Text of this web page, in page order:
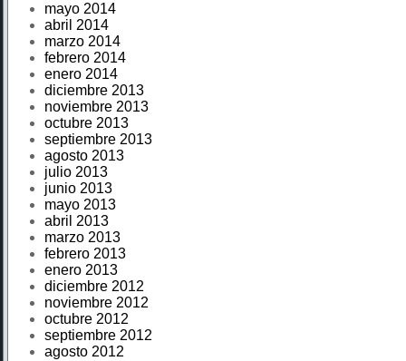
mayo 2014
abril 2014
marzo 2014
febrero 2014
enero 2014
diciembre 2013
noviembre 2013
octubre 2013
septiembre 2013
agosto 2013
julio 2013
junio 2013
mayo 2013
abril 2013
marzo 2013
febrero 2013
enero 2013
diciembre 2012
noviembre 2012
octubre 2012
septiembre 2012
agosto 2012